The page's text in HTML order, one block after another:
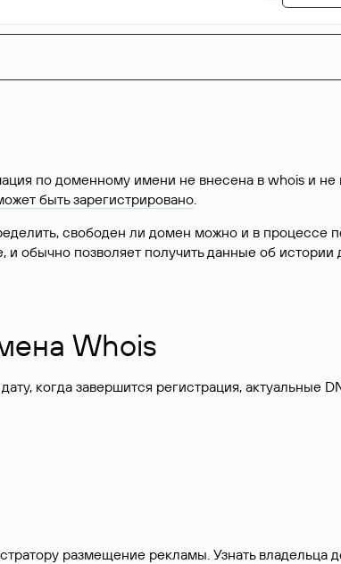
по доменному имени не внесена в whois и не
быть зарегистрировано.
свободен ли домен можно и в процессе
обычно позволяет получить данные об истории
Whois
когда завершится регистрация, актуальные
размещение рекламы. Узнать владельца